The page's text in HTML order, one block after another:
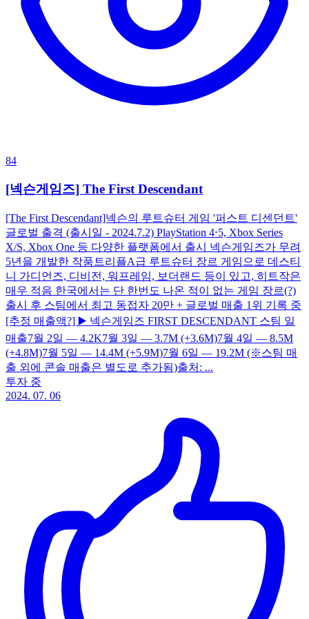
84
[넥슨게임즈] The First Descendant
[The First Descendant]넥슨의 루트슈터 게임 '퍼스트 디센던트'
글로벌 출격 (출시일 - 2024.7.2) PlayStation 4⋅5, Xbox Series
X/S, Xbox One 등 다양한 플랫폼에서 출시 넥슨게임즈가 무려
5년을 개발한 작품트리플A급 루트슈터 장르 게임으로 데스티
니 가디언즈, 디비전, 워프레임, 보더랜드 등이 있고, 히트작은
매우 적음 한국에서는 단 한번도 나온 적이 없는 게임 장르(?)
출시 후 스팀에서 최고 동접자 20만 + 글로벌 매출 1위 기록 중
[추정 매출액?] ▶️ 넥슨게임즈 FIRST DESCENDANT 스팀 일
매출7월 2일 — 4.2K7월 3일 — 3.7M (+3.6M)7월 4일 — 8.5M
(+4.8M)7월 5일 — 14.4M (+5.9M)7월 6일 — 19.2M (※스팀 매
출 외에 콘솔 매출은 별도로 추가됨)출처: ...
투자 중
2024. 07. 06